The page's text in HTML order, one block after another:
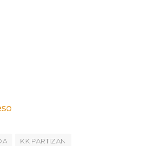
KK PARTIZAN